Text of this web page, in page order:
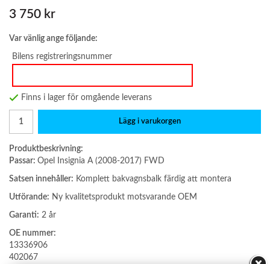
3 750 kr
Var vänlig ange följande:
Bilens registreringsnummer
Finns i lager för omgående leverans
Lägg i varukorgen
Produktbeskrivning:
Passar: Opel Insignia A (2008-2017) FWD
Satsen innehåller: Komplett bakvagnsbalk färdig att montera
Utförande: Ny kvalitetsprodukt motsvarande OEM
Garanti: 2 år
OE nummer:
13336906
402067